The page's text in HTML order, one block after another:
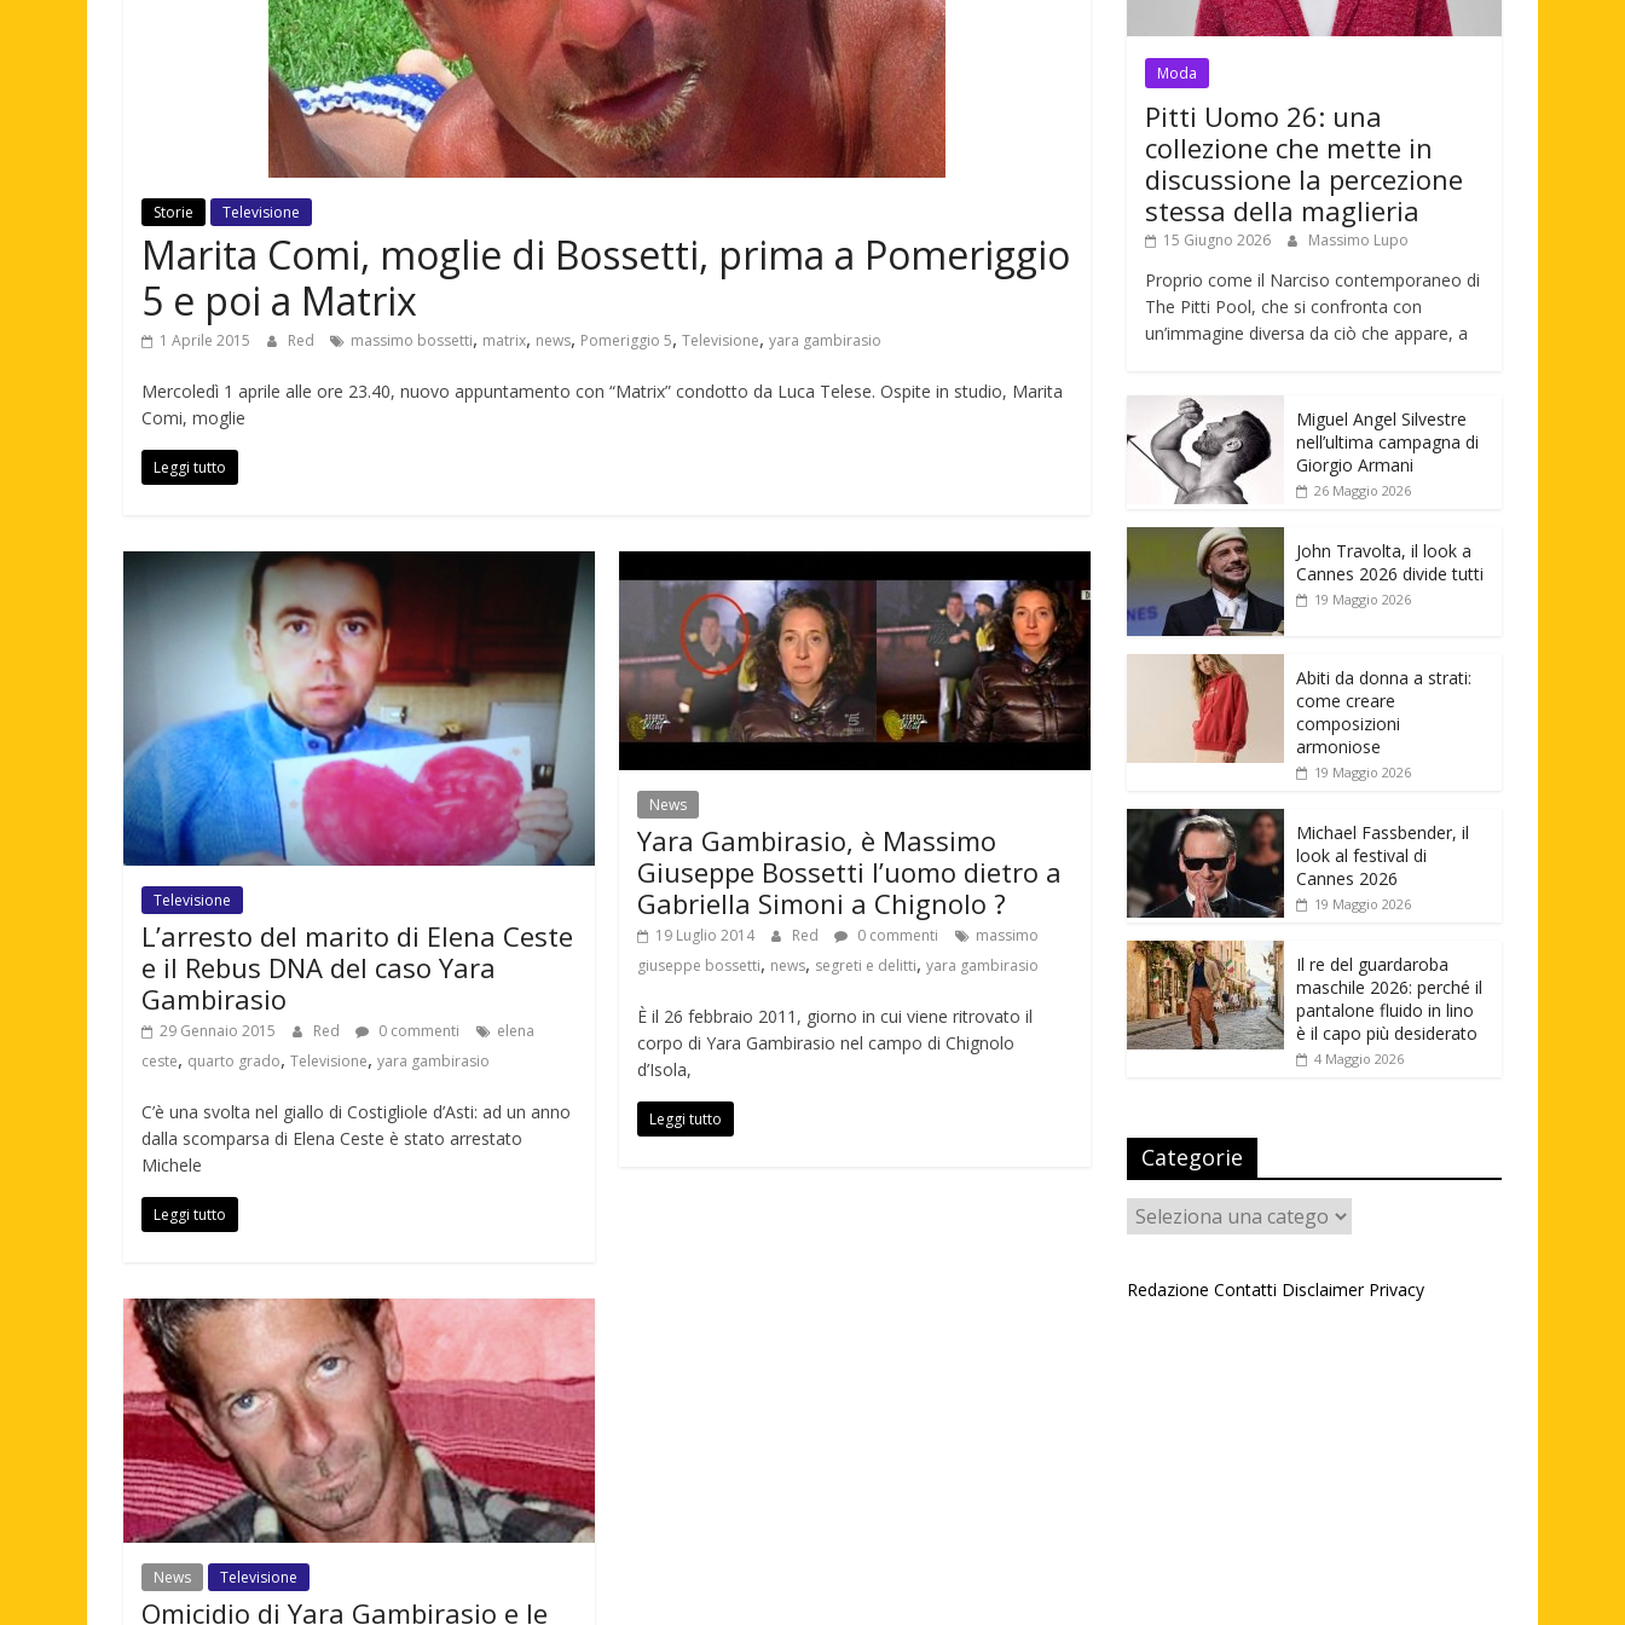
Storie Televisione
Marita Comi, moglie di Bossetti, prima a Pomeriggio
5 e poi a Matrix
1 Aprile 2015 Red massimo bossetti, matrix, news, Pomeriggio 5, Televisione, yara gambirasio
Mercoledì 1 aprile alle ore 23.40, nuovo appuntamento con “Matrix” condotto da Luca Telese. Ospite in studio, Marita
Comi, moglie
Leggi tutto
Televisione
L’arresto del marito di Elena Ceste
e il Rebus DNA del caso Yara
Gambirasio
29 Gennaio 2015 Red 0 commenti
elena
ceste, quarto grado, Televisione, yara gambirasio
C’è una svolta nel giallo di Costigliole d’Asti: ad un anno
dalla scomparsa di Elena Ceste è stato arrestato
Michele
Leggi tutto
News
Yara Gambirasio, è Massimo
Giuseppe Bossetti l’uomo dietro a
Gabriella Simoni a Chignolo ?
19 Luglio 2014 Red 0 commenti
massimo
giuseppe bossetti, news, segreti e delitti,yara gambirasio
È il 26 febbraio 2011, giorno in cui viene ritrovato il
corpo di Yara Gambirasio nel campo di Chignolo
d’Isola,
Leggi tutto
News Televisione
Omicidio di Yara Gambirasio e le
Moda
Pitti Uomo 26: una
collezione che mette in
discussione la percezione
stessa della maglieria
15 Giugno 2026 Massimo Lupo
Proprio come il Narciso contemporaneo di
The Pitti Pool, che si confronta con
un’immagine diversa da ciò che appare, a
Miguel Angel Silvestre
nell’ultima campagna di
Giorgio Armani
26 Maggio 2026
John Travolta, il look a
Cannes 2026 divide tutti
19 Maggio 2026
Abiti da donna a strati:
come creare
composizioni
armoniose
19 Maggio 2026
Michael Fassbender, il
look al festival di
Cannes 2026
19 Maggio 2026
Il re del guardaroba
maschile 2026: perché il
pantalone fluido in lino
è il capo più desiderato
4 Maggio 2026
Categorie
Categorie
Redazione Contatti Disclaimer Privacy